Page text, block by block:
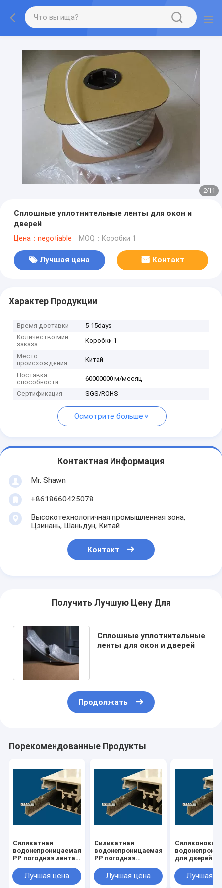
2/11
Сплошные уплотнительные ленты для окон и
дверей
Цена：negotiable MOQ：Коробки 1
Лучшая цена Контакт
Характер Продукции
Время доставки
5-15days
Количество мин
заказа
Коробки 1
Место
происхождения
Китай
Поставка
способности
60000000 м/месяц
Сертификация SGS/ROHS
Осмотрите больше
Контактная Информация
Mr. Shawn
+8618660425078
Высокотехнологичная промышленная зона,
Цзинань, Шаньдун, Китай
Контакт
Получить Лучшую Цену Для
Сплошные уплотнительные
ленты для окон и дверей
Продолжать
Порекомендованные Продукты
Силикатная
водонепроницаемая
PP погодная лента
Лучшая цена
Силикатная
водонепроницаемая
PP погодная
Лучшая цена
Силиконовый
для дверей
Лучшая